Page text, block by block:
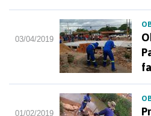
03/04/2019
01/02/2019